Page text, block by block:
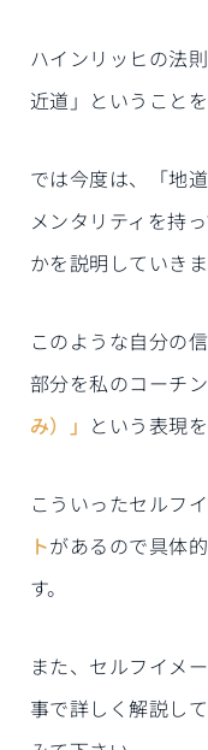
ハインリッヒの法
近道」ということ
では今度は、「地
メンタリティを持
かを説明していきま
このような自分の
部分を私のコーチ
み）」 という表現を
こういったセルフ
トがあるので具体
す。
また、セルフイメ
事で詳しく解説し